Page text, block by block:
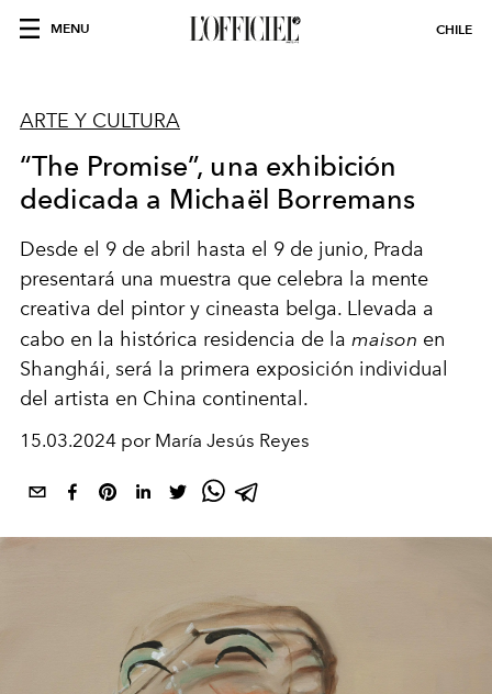
MENU CHILE
ARTE Y CULTURA
“The Promise”, una exhibición
dedicada a Michaël Borremans
Desde el 9 de abril hasta el 9 de junio, Prada
presentará una muestra que celebra la mente
creativa del pintor y cineasta belga. Llevada a
cabo en la histórica residencia de la maison en
Shanghái, será la primera exposición individual
del artista en China continental.
15.03.2024 por María Jesús Reyes